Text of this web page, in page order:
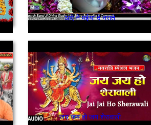
आऐ ने मईया दे नराते
जय जय हो जय शेरावाली